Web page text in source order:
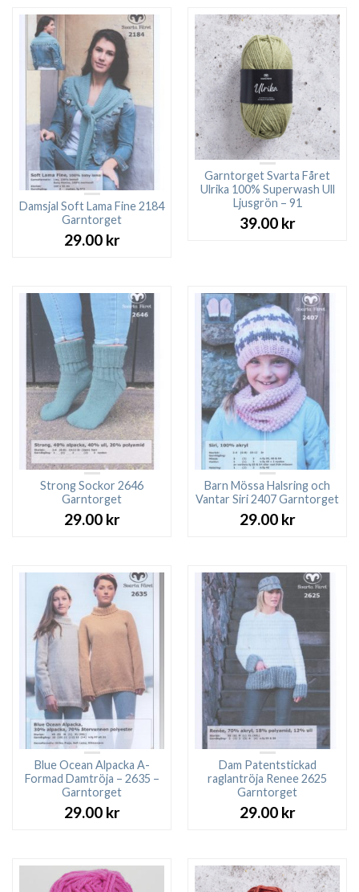
Damsjal Soft Lama Fine 2184
Garntorget
29.00 kr
Garntorget Svarta Fåret
Ulrika 100% Superwash Ull
Ljusgrön – 91
39.00 kr
Strong Sockor 2646
Garntorget
29.00 kr
Barn Mössa Halsring och
Vantar Siri 2407 Garntorget
29.00 kr
Blue Ocean Alpacka A-
Formad Damtröja – 2635 –
Garntorget
29.00 kr
Dam Patentstickad
raglantröja Renee 2625
Garntorget
29.00 kr